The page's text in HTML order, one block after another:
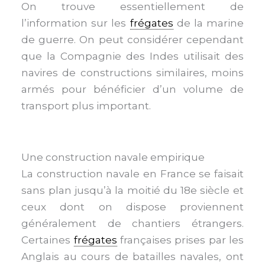
On trouve essentiellement de
l’information sur les frégates de la marine
de guerre. On peut considérer cependant
que la Compagnie des Indes utilisait des
navires de constructions similaires, moins
armés pour bénéficier d’un volume de
transport plus important.
Une construction navale empirique
La construction navale en France se faisait
sans plan jusqu’à la moitié du 18e siècle et
ceux dont on dispose proviennent
généralement de chantiers étrangers.
Certaines frégates françaises prises par les
Anglais au cours de batailles navales, ont